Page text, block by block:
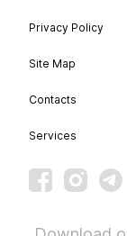
Privacy Policy
Site Map
Contacts
Services